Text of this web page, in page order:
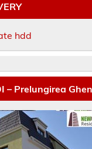
– Prelungirea